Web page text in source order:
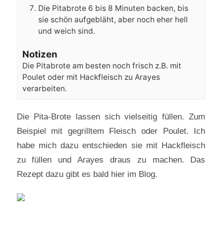
Die Pitabrote 6 bis 8 Minuten backen, bis
sie schön aufgebläht, aber noch eher hell
und weich sind.
Notizen
Die Pitabrote am besten noch frisch z.B. mit
Poulet oder mit Hackfleisch zu Arayes
verarbeiten.
Die Pita-Brote lassen sich vielseitig füllen. Zum
Beispiel mit gegrilltem Fleisch oder Poulet. Ich
habe mich dazu entschieden sie mit Hackfleisch
zu füllen und Arayes draus zu machen. Das
Rezept dazu gibt es bald hier im Blog.